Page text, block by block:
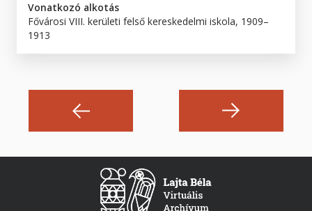
Vonatkozó alkotás
Fővárosi VIII. kerületi felső kereskedelmi iskola, 1909–
1913